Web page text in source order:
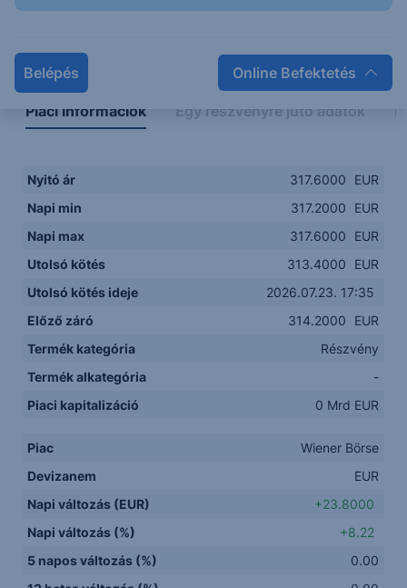
Belépés Online Befektetés
Piaci információk Egy részvényre jutó adatok
Nyitó ár 317.6000
EUR
Napi min
317.2000
EUR
Napi max
317.6000
EUR
Utolsó kötés
313.4000
EUR
Utolsó kötés ideje
2026.07.23. 17:35
Előző záró
314.2000
EUR
Termék kategória
Részvény
Termék alkategória
-
Piaci kapitalizáció
0 Mrd EUR
Piac
Wiener Börse
Devizanem
EUR
Napi változás (EUR)
+23.8000
Napi változás (%)
+8.22
5 napos változás (%)
0.00